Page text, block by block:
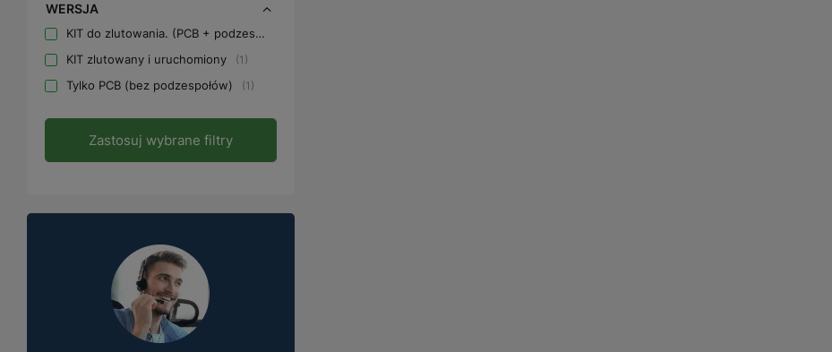
WERSJA
KIT do zlutowania. (PCB + podzespoły)
KIT zlutowany i uruchomiony 1
Tylko PCB (bez podzespołów) 1
Zastosuj wybrane filtry